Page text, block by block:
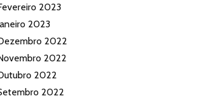
2023
2023
2022
2022
2022
2022